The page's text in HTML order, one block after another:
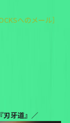
へのメール］
刃牙道』／